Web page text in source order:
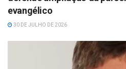
evangélico
30 DE JULHO DE 2026